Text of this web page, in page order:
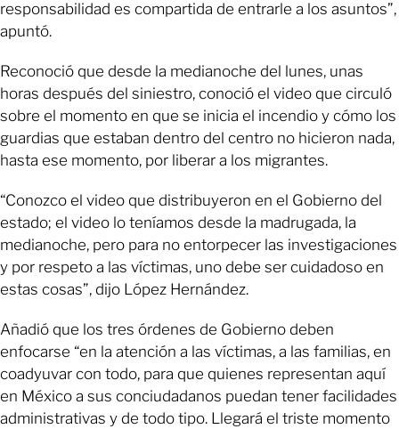
responsabilidad es compartida de entrarle a los asuntos”,
apuntó.
Reconoció que desde la medianoche del lunes, unas
horas después del siniestro, conoció el video que circuló
sobre el momento en que se inicia el incendio y cómo los
guardias que estaban dentro del centro no hicieron nada,
hasta ese momento, por liberar a los migrantes.
“Conozco el video que distribuyeron en el Gobierno del
estado; el video lo teníamos desde la madrugada, la
medianoche, pero para no entorpecer las investigaciones
y por respeto a las víctimas, uno debe ser cuidadoso en
estas cosas”, dijo López Hernández.
Añadió que los tres órdenes de Gobierno deben
enfocarse “en la atención a las víctimas, a las familias, en
coadyuvar con todo, para que quienes representan aquí
en México a sus conciudadanos puedan tener facilidades
administrativas y de todo tipo. Llegará el triste momento